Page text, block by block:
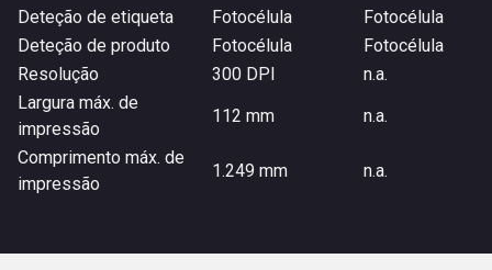
Deteção de etiqueta
Fotocélula
Fotocélula
Deteção de produto
Fotocélula
Fotocélula
Resolução
300 DPI
n.a.
Largura máx. de
impressão
112 mm
n.a.
Comprimento máx. de
impressão
1.249 mm n.a.